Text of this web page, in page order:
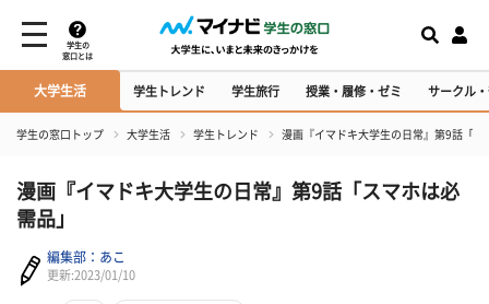
学生の
窓口とは
大学生活 学生トレンド 学生旅行 授業・履修・ゼミ サークル
学生の窓口トップ 大学生活 学生トレンド 漫画『イマドキ大学生の日常』第9話「ス
漫画『イマドキ大学生の日常』第9話「スマホは必
需品」
編集部：あこ
更新:2023/01/10